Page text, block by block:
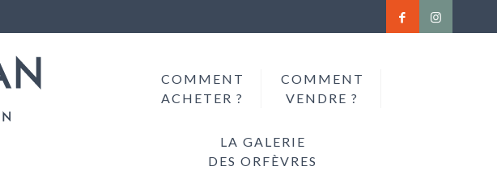
COMMENT
ACHETER ?
COMMENT
VENDRE ?
LA GALERIE
DES ORFÈVRES